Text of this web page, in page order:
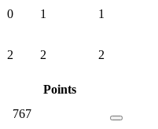
0 1 1
2 2 2
Points
767